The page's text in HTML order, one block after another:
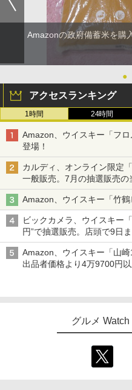
Amazonの政府備蓄米を購
●
アクセスランキング
1時間 24時間
Amazon、ウイスキー「フ
登場！
カルディ、オンライン限定
一般販売。7月の抽選販売の
Amazon、ウイスキー「竹
ビックカメラ、ウイスキー
円”で抽選販売。店頭で9日
Amazon、ウイスキー「山崎
出品者価格より4万9700円
グルメ